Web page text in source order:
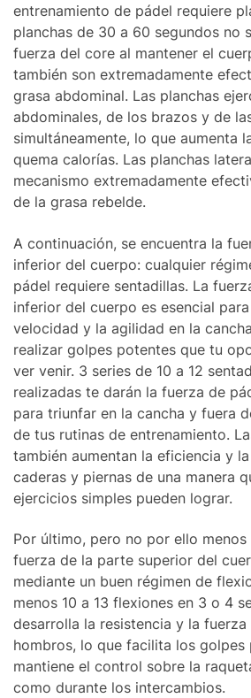
entrenamiento de pádel requiere
planchas de 30 a 60 segundos no
fuerza del core al mantener el
también son extremadamente
grasa abdominal. Las planchas
abdominales, de los brazos y de
simultáneamente, lo que aumenta
quema calorías. Las planchas
mecanismo extremadamente
de la grasa rebelde.
A continuación, se encuentra la
inferior del cuerpo: cualquier
pádel requiere sentadillas. La
inferior del cuerpo es esencial
velocidad y la agilidad en la
realizar golpes potentes que tu
ver venir. 3 series de 10 a 12
realizadas te darán la fuerza de
para triunfar en la cancha y fuera
de tus rutinas de entrenamiento.
también aumentan la eficiencia y
caderas y piernas de una manera
ejercicios simples pueden lograr.
Por último, pero no por ello
fuerza de la parte superior del
mediante un buen régimen de
menos 10 a 13 flexiones en 3 o 4
desarrolla la resistencia y la
hombros, lo que facilita los golpes
mantiene el control sobre la
como durante los intercambios.